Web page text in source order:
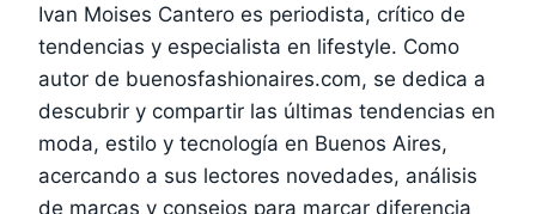
Ivan Moises Cantero es periodista, crítico de
tendencias y especialista en lifestyle. Como
autor de buenosfashionaires.com, se dedica a
descubrir y compartir las últimas tendencias en
moda, estilo y tecnología en Buenos Aires,
acercando a sus lectores novedades, análisis
de marcas y consejos para marcar diferencia